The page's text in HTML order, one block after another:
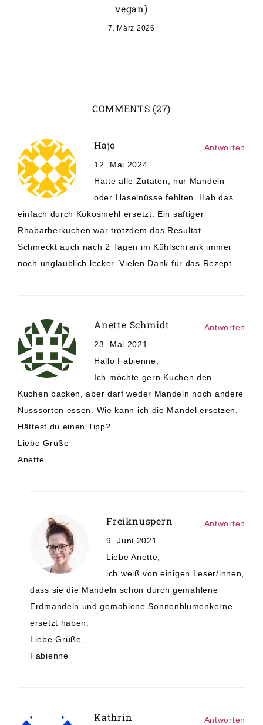
vegan)
7. März 2026
COMMENTS (27)
Hajo
12. Mai 2024
Hatte alle Zutaten, nur Mandeln
oder Haselnüsse fehlten. Hab das
einfach durch Kokosmehl ersetzt. Ein saftiger
Rhabarberkuchen war trotzdem das Resultat.
Schmeckt auch nach 2 Tagen im Kühlschrank immer
noch unglaublich lecker. Vielen Dank für das Rezept.
Antworten
Anette Schmidt
23. Mai 2021
Hallo Fabienne,
Ich möchte gern Kuchen den
Kuchen backen, aber darf weder Mandeln noch andere
Nusssorten essen. Wie kann ich die Mandel ersetzen.
Hättest du einen Tipp?
Liebe Grüße
Anette
Antworten
Freiknuspern
9. Juni 2021
Liebe Anette,
ich weiß von einigen Leser/innen,
dass sie die Mandeln schon durch gemahlene
Erdmandeln und gemahlene Sonnenblumenkerne
ersetzt haben.
Liebe Grüße,
Fabienne
Antworten
Kathrin Antworten